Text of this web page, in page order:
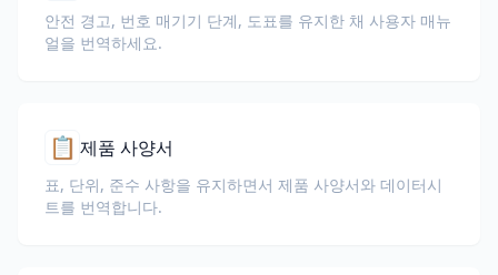
안전 경고, 번호 매기기 단계, 도표를 유지한 채 사용자 매뉴
얼을 번역하세요.
📋 제품 사양서
표, 단위, 준수 사항을 유지하면서 제품 사양서와 데이터시
트를 번역합니다.